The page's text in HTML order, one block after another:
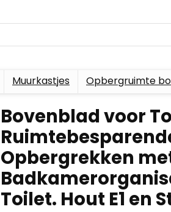
Muurkastjes Opbergruimte
Bovenblad voor
Opbergrekken
Toilet. Hout E1 en